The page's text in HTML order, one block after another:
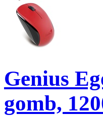
Genius
gomb,